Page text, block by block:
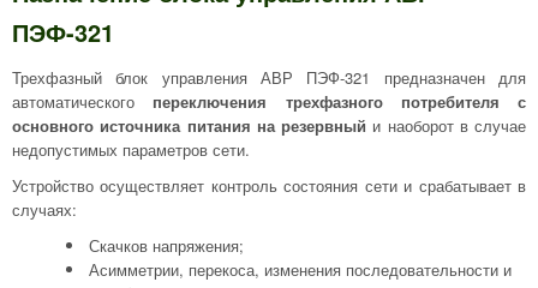
ПЭФ-321
Трехфазный блок управления АВР ПЭФ-321 предназначен для
автоматического переключения трехфазного потребителя с
основного источника питания на резервный и наоборот в случае
недопустимых параметров сети.
Устройство осуществляет контроль состояния сети и срабатывает в
случаях:
Скачков напряжения;
Асимметрии, перекоса, изменения последовательности и